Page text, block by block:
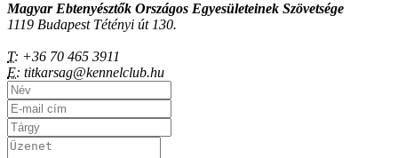
Magyar Ebtenyésztők Országos Egyesületeinek Szövetsége
1119 Budapest Tétényi út 130.
T: +36 70 465 3911
E: titkarsag@kennelclub.hu